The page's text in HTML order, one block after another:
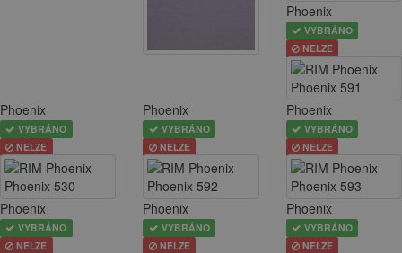
Phoenix
VYBRÁNO
NELZE
Phoenix
VYBRÁNO
NELZE
Phoenix
VYBRÁNO
NELZE
Phoenix
VYBRÁNO
NELZE
Phoenix
VYBRÁNO
NELZE
Phoenix
VYBRÁNO
NELZE
Phoenix
VYBRÁNO
NELZE